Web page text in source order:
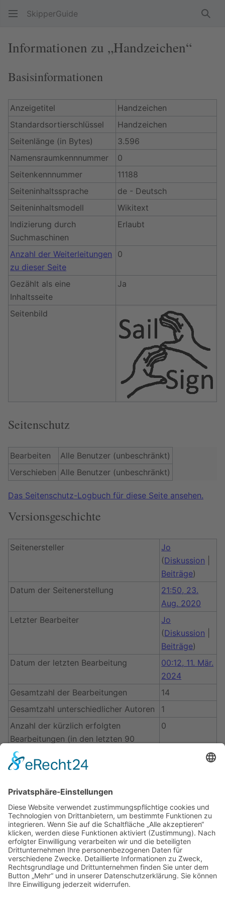
SkipperGuide
Informationen zu „Handzeichen“
Basisinformationen
Anzeigetitel
Handzeichen
Standardsortierschlüssel
Handzeichen
Seitenlänge (in Bytes)
3.596
Namensraumkennnummer
0
Seitenkennnummer
11188
Seiteninhaltssprache
de - Deutsch
Seiteninhaltsmodell
Wikitext
Indizierung durch
Suchmaschinen
Erlaubt
Anzahl der Weiterleitungen
zu dieser Seite
0
Gezählt als eine
Inhaltsseite
Ja
Seitenbild
Seitenschutz
Bearbeiten
Alle Benutzer (unbeschränkt)
Verschieben Alle Benutzer (unbeschränkt)
Das Seitenschutz-Logbuch für diese Seite ansehen.
Versionsgeschichte
Seitenersteller
Jo
(Diskussion
Beiträge)
Datum der Seitenerstellung
21:50, 23.
Aug. 2020
Letzter Bearbeiter
Jo
(Diskussion
Beiträge)
Datum der letzten Bearbeitung
00:12, 11. Mär.
2024
Gesamtzahl der Bearbeitungen
14
Gesamtzahl unterschiedlicher Autoren
1
Anzahl der kürzlich erfolgten
Bearbeitungen (in den letzten 90
Tagen)
0
Anzahl unterschiedlicher Autoren der
Seiteneigenschaften
Eingebundene
Vorlagen (2)
Vorlage:NavigationManöver
(Quelltext anzeigen)
Vorlage:NavigationSeemannschaft
(Quelltext anzeigen